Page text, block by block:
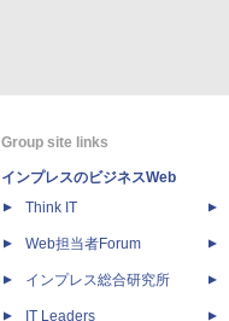
Group site links
インプレスのビジネスWeb
Think IT
Web担当者Forum
インプレス総合研究所
IT Leaders